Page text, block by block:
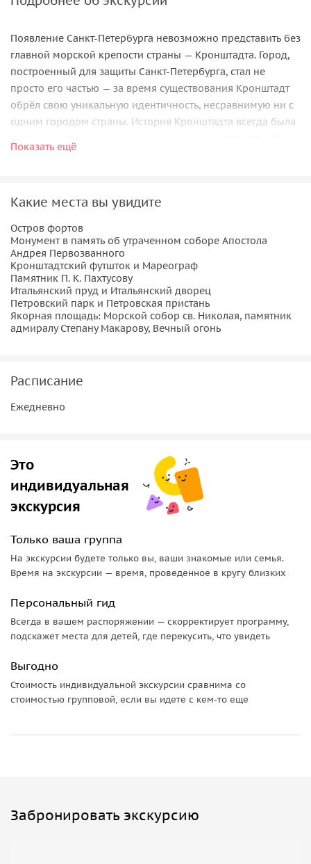
Появление Санкт-Петербурга невозможно представить без
главной морской крепости страны — Кронштадта. Город,
построенный для защиты Санкт-Петербурга, стал не
просто его частью — за время существования Кронштадт
обрёл свою уникальную идентичность, несравнимую ни с
одним городом страны. История Кронштадта всегда была
Здесь находились главные морские ворота, здесь строили,
характер жителей города. Всё это сохранено в
исторических городских кварталах, находящихся внутри
крепостных стен и отражено в неброской, строгой
архитектуре города, спаянной из верфей, казарм, доков,
церквей, монументов, кораблей, отражённых на морской
глади залива.
Маршрут экскурсии охватывает все самые важные
достопримечательности Кронштадта.
На данный момент в Кронштадте ведутся ремонтные
работы дороги на въезд и выезд из города, поэтому мы
По желанию к экскурсии можно добавить посещение
музеев или морскую прогулку по Финскому заливу
Показать ещё
Какие места вы увидите
Остров фортов
Монумент в память об утраченном соборе Апостола
Андрея Первозванного
Кронштадтский футшток и Мареограф
Памятник П. К. Пахтусову
Итальянский пруд и Итальянский дворец
Петровский парк и Петровская пристань
Якорная площадь: Морской собор св. Николая, памятник
адмиралу Степану Макарову, Вечный огонь
Расписание
Ежедневно
Это
индивидуальная
экскурсия
Только ваша группа
На экскурсии будете только вы, ваши знакомые или семья.
Время на экскурсии — время, проведенное в кругу близких
Персональный гид
Всегда в вашем распоряжении — скорректирует программу,
подскажет места для детей, где перекусить, что увидеть
Выгодно
Стоимость индивидуальной экскурсии сравнима со
стоимостью групповой, если вы идете с кем-то еще
Забронировать экскурсию